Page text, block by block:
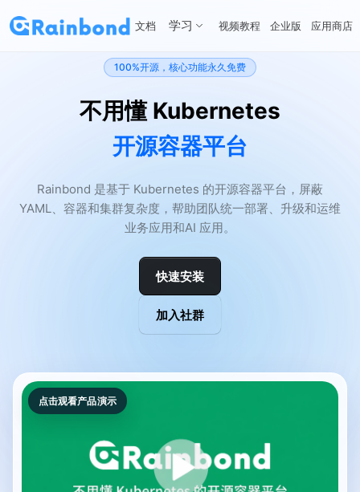
文档 学习 视频教程 企业版 应用商店
100%开源，核心功能永久免费
不用懂 Kubernetes
开源容器平台
Rainbond 是基于 Kubernetes 的开源容器平台，屏蔽
YAML、容器和集群复杂度，帮助团队统一部署、升级和运维
业务应用和AI 应用。
快速安装
加入社群
点击观看产品演示